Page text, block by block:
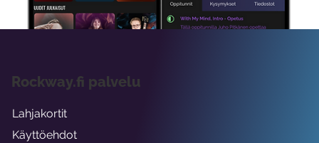
Rockway.fi palvelu
Lahjakortit
Käyttöehdot